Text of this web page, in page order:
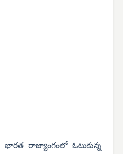
భారత రాజ్యాంగంలో ఓటుకున్న